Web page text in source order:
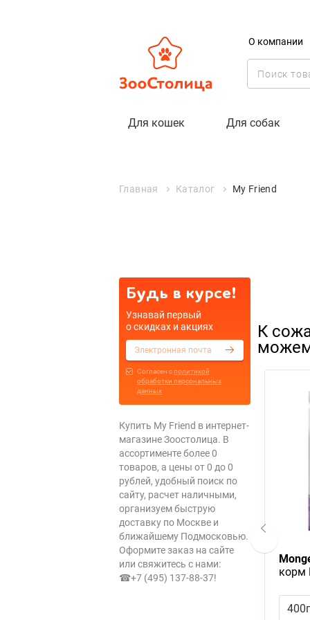
О компании
Для кошек Для собак
Главная Каталог My Friend
Будь в курсе!
Узнавай первый
о скидках и акциях
Cогласен сполитикой
обработки персональных
данных
Купить My Friend в интернет-
магазине Зоостолица. В
ассортименте более 0
товаров, а цены от 0 до 0
рублей, удобный поиск по
сайту, расчет наличными,
организуем быструю
доставку по Москве и
ближайшему Подмосковью.
Оформите заказ на сайте
или свяжитесь с нами:
☎+7 (495) 137-88-37!
К
Pi-Pi-Bent Sensation
Наполнитель для кошачьего
туалета ПиПиБент Сенсация
Популярный
корм
400г
My Friend